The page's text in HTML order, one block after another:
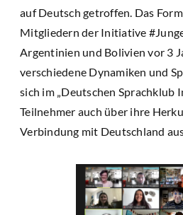
auf Deutsch getroffen. Das
Mitgliedern der Initiative
Argentinien und Bolivien vor 3
verschiedene Dynamiken und
sich im „Deutschen Sprachklub
Teilnehmer auch über ihre
Verbindung mit Deutschland